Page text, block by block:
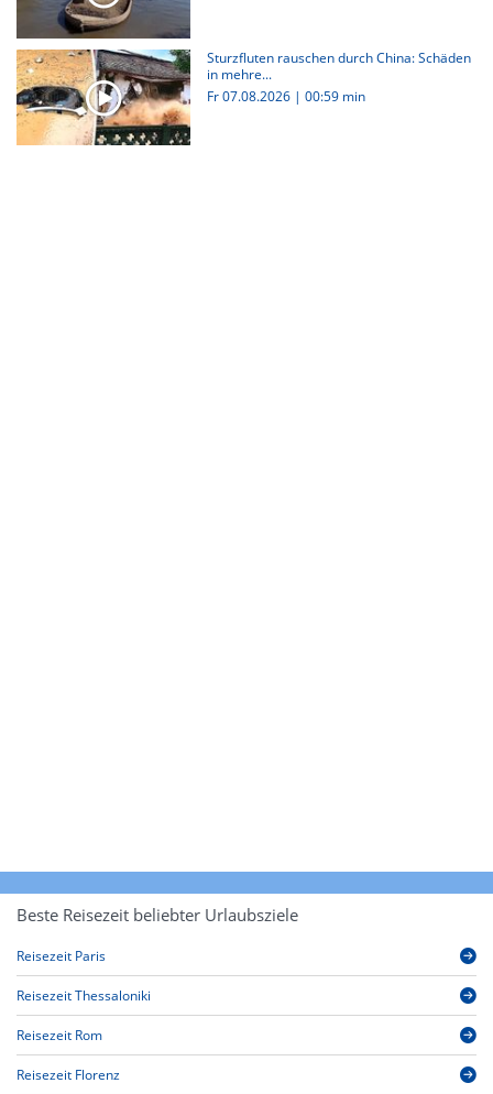
Sturzfluten rauschen durch China: Schäden
in mehre...
Fr 07.08.2026 | 00:59 min
Beste Reisezeit beliebter Urlaubsziele
Reisezeit Paris
Reisezeit Thessaloniki
Reisezeit Rom
Reisezeit Florenz